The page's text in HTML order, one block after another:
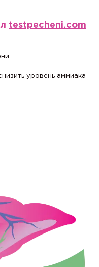
testpecheni.com
уровень аммиака